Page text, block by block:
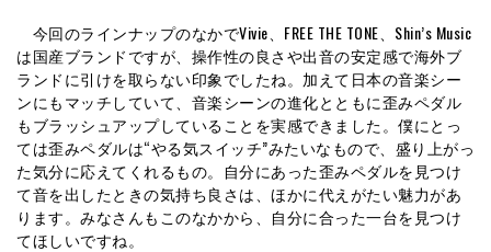
今回のラインナップのなかでVivie、FREE THE TONE、Shin’s Music
は国産ブランドですが、操作性の良さや出音の安定感で海外ブ
ランドに引けを取らない印象でしたね。加えて日本の音楽シー
ンにもマッチしていて、音楽シーンの進化とともに歪みペダル
もブラッシュアップしていることを実感できました。僕にとっ
ては歪みペダルは“やる気スイッチ”みたいなもので、盛り上がっ
た気分に応えてくれるもの。自分にあった歪みペダルを見つけ
て音を出したときの気持ち良さは、ほかに代えがたい魅力があ
ります。みなさんもこのなかから、自分に合った一台を見つけ
てほしいですね。